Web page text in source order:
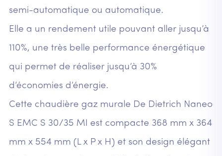
semi-automatique ou automatique.
Elle a un rendement utile pouvant aller jusqu’à
110%, une très belle performance énergétique
qui permet de réaliser jusqu’à 30%
d’économies d’énergie.
Cette chaudière gaz murale De Dietrich Naneo
S EMC S 30/35 MI est compacte 368 mm x 364
mm x 554 mm (L x P x H) et son design élégant